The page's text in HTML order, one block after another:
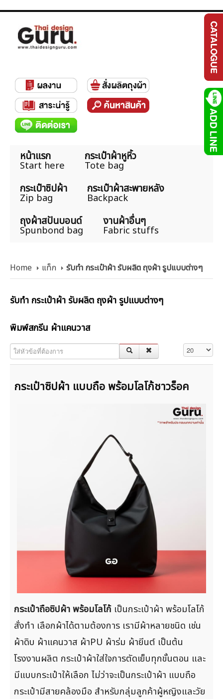
หน้าแรก
Start here
กระเป๋าผ้าหูหิ้ว
Tote bag
กระเป๋าซิปผ้า
Zip bag
กระเป๋าผ้าสะพายหลัง
Backpack
ถุงผ้าสปันบอนด์
Spunbond bag
งานผ้าอื่นๆ
Fabric stuffs
Home แท็ก รับทำ กระเป๋าผ้า รับผลิต ถุงผ้า รูปแบบต่างๆ
รับทำ กระเป๋าผ้า รับผลิต ถุงผ้า รูปแบบต่างๆ
พิมพ์สกรีน ผ้าแคนวาส
ใส่หัวข้อที่ต้องการ แสดง #
กระเป๋าซิปผ้า แบบถือ พร้อมโลโก้ชาวร็อค
กระเป๋าถือซิปผ้า พร้อมโลโก้ เป็นกระเป๋าผ้า พร้อมโลโก้
สั่งทำ เลือกผ้าได้ตามต้องการ เรามีผ้าหลายชนิด เช่น
ผ้าดิบ ผ้าแคนวาส ผ้าPU ผ้าร่ม ผ้ายีนต์ เป็นต้น
โรงงานผลิต กระเป๋าผ้าใส่ใจการตัดเย็บทุกขั้นตอน และ
มีแบบกระเป๋าให้เลือก ไม่ว่าจะเป็นกระเป๋าผ้า แบบถือ
กระเป๋ามีสายคล้องมือ สำหรับกลุ่มลูกค้าผู้หญิงและวัย